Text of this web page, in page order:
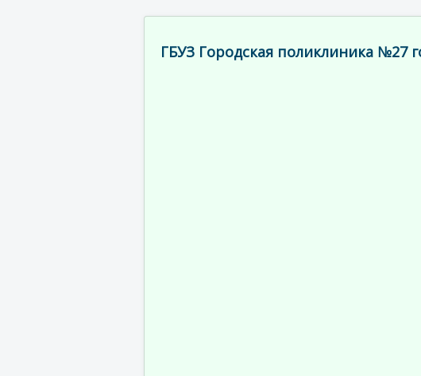
ГБУЗ Городская поликлиника №27